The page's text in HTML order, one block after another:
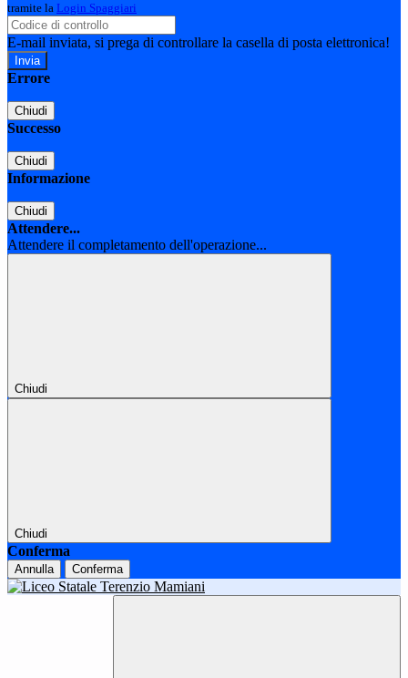
tramite la Login Spaggiari
E-mail inviata, si prega di controllare la casella di posta elettronica!
Errore
Chiudi
Successo
Chiudi
Informazione
Chiudi
Attendere...
Attendere il completamento dell'operazione...
Chiudi
Chiudi
Conferma
Annulla Conferma